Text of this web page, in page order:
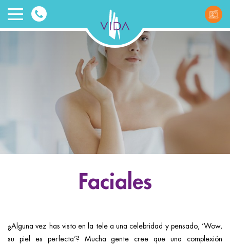
VIDA
and
Beauty
menu
Faciales
¿Alguna vez has visto en la tele a una celebridad y pensado, ‘Wow,
su piel es perfecta’? Mucha gente cree que una complexión